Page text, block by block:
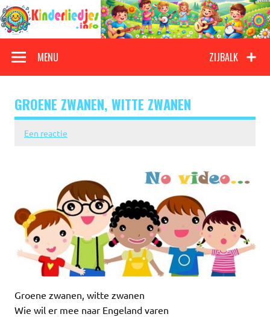
Doorgaan
naar
inhoud
Kinderliedjes
ZIJBALK
MENU
GROENE ZWANEN, WITTE ZWANEN
Een reactie
Groene zwanen, witte zwanen
Wie wil er mee naar Engeland varen